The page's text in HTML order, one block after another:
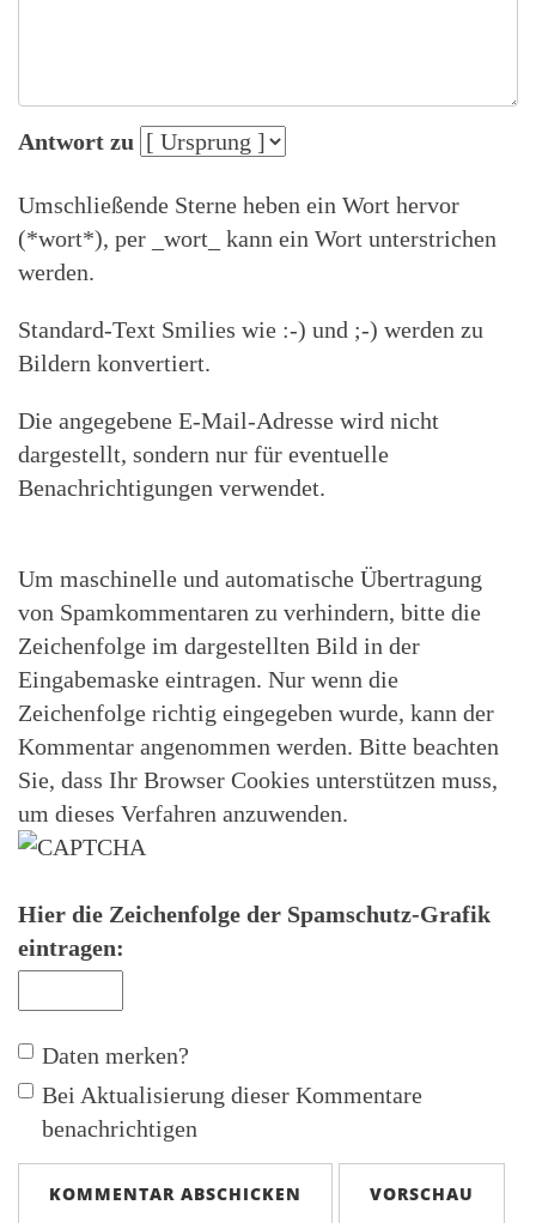
Antwort zu
Umschließende Sterne heben ein Wort hervor
(*wort*), per _wort_ kann ein Wort unterstrichen
werden.
Standard-Text Smilies wie :-) und ;-) werden zu
Bildern konvertiert.
Die angegebene E-Mail-Adresse wird nicht
dargestellt, sondern nur für eventuelle
Benachrichtigungen verwendet.
Um maschinelle und automatische Übertragung
von Spamkommentaren zu verhindern, bitte die
Zeichenfolge im dargestellten Bild in der
Eingabemaske eintragen. Nur wenn die
Zeichenfolge richtig eingegeben wurde, kann der
Kommentar angenommen werden. Bitte beachten
Sie, dass Ihr Browser Cookies unterstützen muss,
um dieses Verfahren anzuwenden.
Hier die Zeichenfolge der Spamschutz-Grafik
eintragen:
Daten merken?
Bei Aktualisierung dieser Kommentare
benachrichtigen